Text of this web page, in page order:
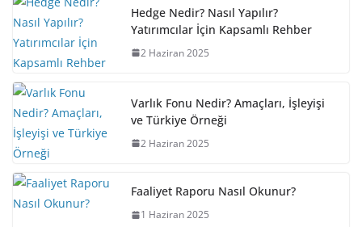
Hedge Nedir? Nasıl Yapılır?
Yatırımcılar İçin Kapsamlı Rehber
2 Haziran 2025
Varlık Fonu Nedir? Amaçları, İşleyişi
ve Türkiye Örneği
2 Haziran 2025
Faaliyet Raporu Nasıl Okunur?
1 Haziran 2025